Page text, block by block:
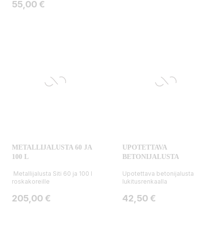
Hinta
55,00 €
METALLIJALUSTA 60 JA
100 L
Metallijalusta Siti 60 ja 100 l
roskakoreille
Hinta
205,00 €
UPOTETTAVA
BETONIJALUSTA
Upotettava betonijalusta
lukitusrenkaalla
Hinta
42,50 €